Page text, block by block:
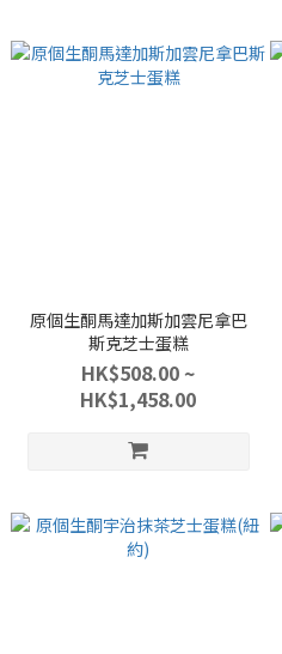
原個生酮馬達加斯加雲尼拿巴
斯克芝士蛋糕
HK$508.00 ~
HK$1,458.00